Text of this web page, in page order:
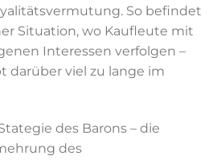
So befindet
Situation, wo Kaufleute mit
Interessen verfolgen –
darüber viel zu lange im
des Barons – die
des